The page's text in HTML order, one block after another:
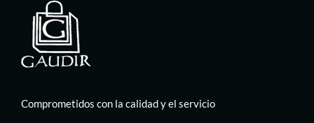
Comprometidos con la calidad y el servicio